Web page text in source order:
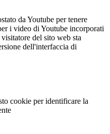
da Youtube per tenere
i video di Youtube incorporati
del sito web sta
dell'interfaccia di
cookie per identificare la